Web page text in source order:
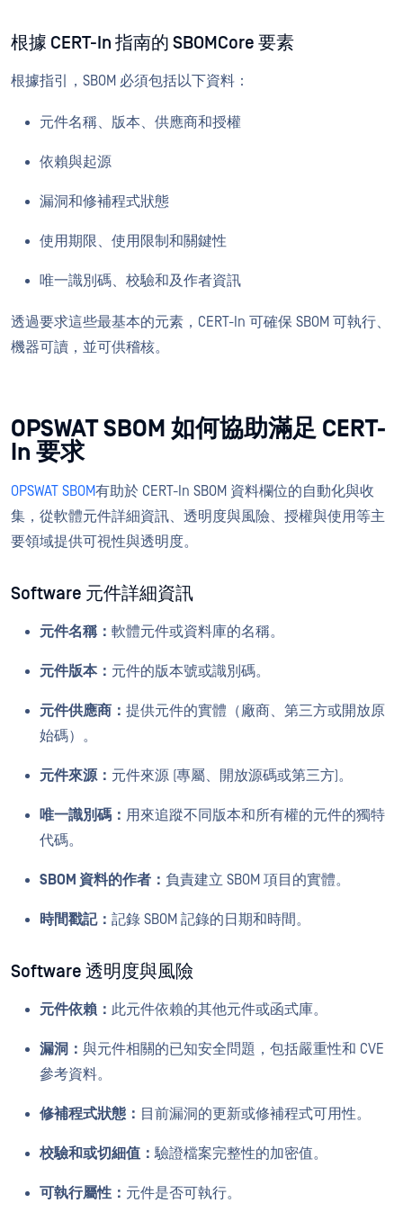
根據 CERT-In 指南的 SBOMCore 要素
根據指引，SBOM 必須包括以下資料：
元件名稱、版本、供應商和授權
依賴與起源
漏洞和修補程式狀態
使用期限、使用限制和關鍵性
唯一識別碼、校驗和及作者資訊
透過要求這些最基本的元素，CERT-In 可確保 SBOM 可執行、
機器可讀，並可供稽核。
OPSWAT SBOM 如何協助滿足 CERT-
In 要求
OPSWAT SBOM有助於 CERT-In SBOM 資料欄位的自動化與收
集，從軟體元件詳細資訊、透明度與風險、授權與使用等主
要領域提供可視性與透明度。
Software 元件詳細資訊
元件名稱： 軟體元件或資料庫的名稱。
元件版本： 元件的版本號或識別碼。
元件供應商： 提供元件的實體（廠商、第三方或開放原
始碼）。
元件來源： 元件來源 (專屬、開放源碼或第三方)。
唯一識別碼： 用來追蹤不同版本和所有權的元件的獨特
代碼。
SBOM 資料的作者： 負責建立 SBOM 項目的實體。
時間戳記： 記錄 SBOM 記錄的日期和時間。
Software 透明度與風險
元件依賴： 此元件依賴的其他元件或函式庫。
漏洞： 與元件相關的已知安全問題，包括嚴重性和 CVE
參考資料。
修補程式狀態： 目前漏洞的更新或修補程式可用性。
校驗和或切細值：驗證檔案完整性的加密值。
可執行屬性： 元件是否可執行。